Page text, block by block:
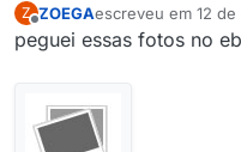
Z
Offline
ZOEGAescreveu em 12
última edição por
peguei essas fotos no